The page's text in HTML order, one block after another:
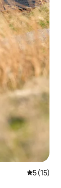
5 de uma
5 (15)